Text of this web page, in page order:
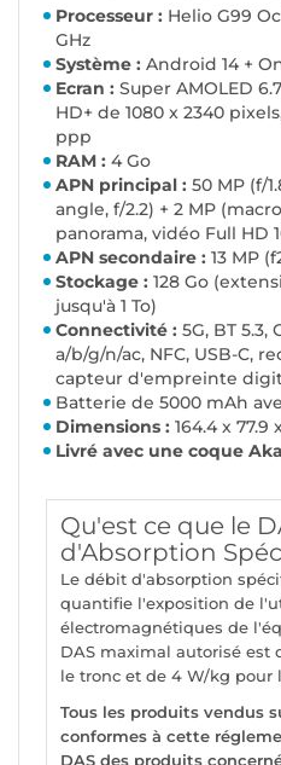
Processeur : Helio G99
GHz
Système : Android 14 +
Ecran : Super AMOLED
HD+ de 1080 x 2340
ppp
RAM : 4 Go
APN principal : 50 MP (f/
angle, f/2.2) + 2 MP
panorama, vidéo Full HD
APN secondaire : 13 MP
Stockage : 128 Go
jusqu'à 1 To)
Connectivité : 5G, BT 5.3,
a/b/g/n/ac, NFC, USB-C,
capteur d'empreinte
Batterie de 5000 mAh
Dimensions : 164.4 x
Livré avec une coque
Qu'est ce que le
d'Absorption
Le débit d'absorption
quantifie l'exposition de
électromagnétiques de
DAS maximal autorisé est
le tronc et de 4 W/kg pour
Tous les produits vendus
conformes à cette
DAS des produits